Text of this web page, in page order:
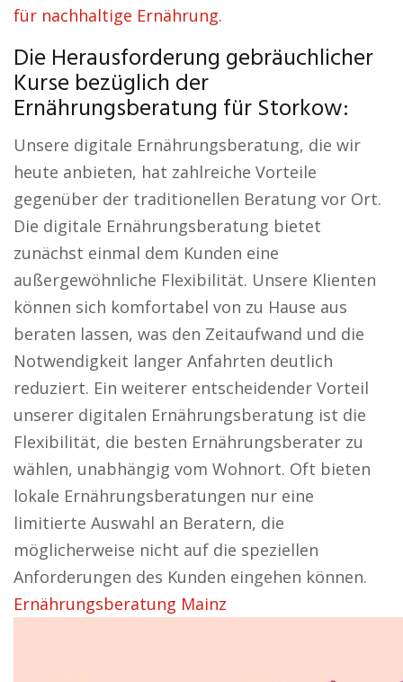
für nachhaltige Ernährung.
Die Herausforderung gebräuchlicher
Kurse bezüglich der
Ernährungsberatung für Storkow:
Unsere digitale Ernährungsberatung, die wir
heute anbieten, hat zahlreiche Vorteile
gegenüber der traditionellen Beratung vor Ort.
Die digitale Ernährungsberatung bietet
zunächst einmal dem Kunden eine
außergewöhnliche Flexibilität. Unsere Klienten
können sich komfortabel von zu Hause aus
beraten lassen, was den Zeitaufwand und die
Notwendigkeit langer Anfahrten deutlich
reduziert. Ein weiterer entscheidender Vorteil
unserer digitalen Ernährungsberatung ist die
Flexibilität, die besten Ernährungsberater zu
wählen, unabhängig vom Wohnort. Oft bieten
lokale Ernährungsberatungen nur eine
limitierte Auswahl an Beratern, die
möglicherweise nicht auf die speziellen
Anforderungen des Kunden eingehen können.
Ernährungsberatung Mainz